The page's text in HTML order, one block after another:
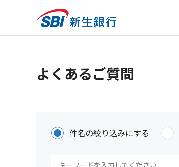
よくあるご質問
件名の絞り込みにする